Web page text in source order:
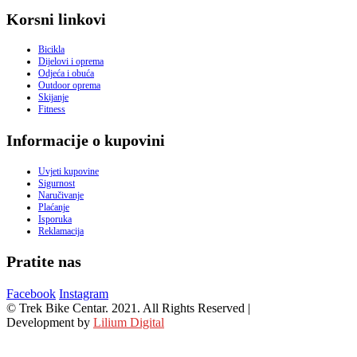
Korsni linkovi
Bicikla
Dijelovi i oprema
Odjeća i obuća
Outdoor oprema
Skijanje
Fitness
Informacije o kupovini
Uvjeti kupovine
Sigurnost
Naručivanje
Plaćanje
Isporuka
Reklamacija
Pratite nas
Facebook Instagram
© Trek Bike Centar. 2021. All Rights Reserved |
Development by Lilium Digital